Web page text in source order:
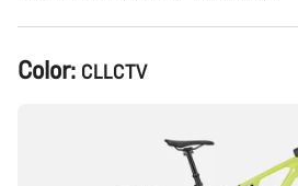
Configuración
del
Color: CLLCTV